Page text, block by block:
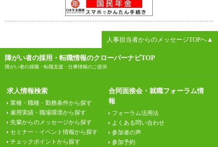
人事担当者からのメッセージTOPへ▲
障がい者の採用・転職情報のクローバーナビTOP
障がい者の就職・転職支援・仕事情報のご提供
求人情報検索
業種・職種・勤務条件から探す
雇用実績・職場環境から探す
先輩からのメッセージから探す
セミナー・イベント情報から探す
チェックポイントから探す
合同面接会・就職フォーラム情
報
フォーラム活用法
よくある問い合わせ
参加者の声
参加予約